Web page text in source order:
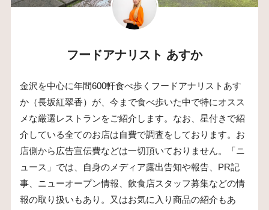
フードアナリスト あすか
金沢を中心に年間600軒食べ歩くフードアナリストあす
か（長坂紅翠香）が、今まで食べ歩いた中で特にオスス
メな厳選レストランをご紹介します。なお、星付きで紹
介している全てのお店は自費で調査をしております。お
店側から広告宣伝費などは一切頂いておりません。「ニ
ュース」では、自身のメディア露出告知や報告、PR記
事、ニューオープン情報、飲食店スタッフ募集などの情
報の取り扱いもあり。又はお気に入り商品の紹介もあ